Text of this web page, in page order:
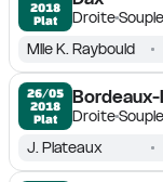
2018
Plat
DroiteSouple
Mlle K. Raybould
26/05
2018
Plat
DroiteSouple
J. Plateaux